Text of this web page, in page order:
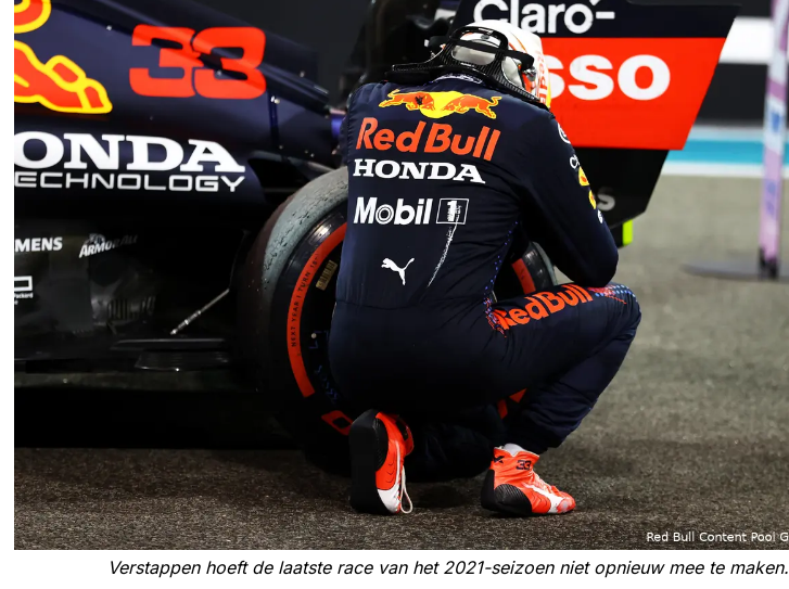
Verstappen hoeft de laatste race van het 2021-seizoen niet opnieuw mee te maken.